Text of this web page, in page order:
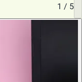
1 / 5